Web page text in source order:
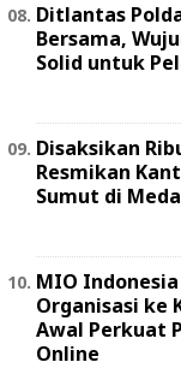
Ditlantas
Bersama,
Solid untuk
Disaksikan
Resmikan
Sumut di
MIO
Organisasi ke
Awal Perkuat
Online